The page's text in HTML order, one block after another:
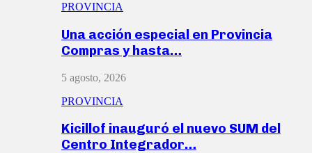
PROVINCIA
Una acción especial en Provincia
Compras y hasta…
5 agosto, 2026
PROVINCIA
Kicillof inauguró el nuevo SUM del
Centro Integrador…